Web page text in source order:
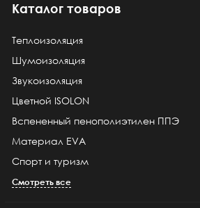
Каталог товаров
Теплоизоляция
Шумоизоляция
Звукоизоляция
Цветной ISOLON
Вспененный пенополиэтилен ППЭ
Материал EVA
Спорт и туризм
Смотреть все